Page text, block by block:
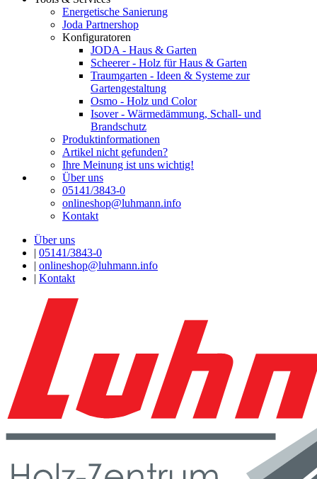
Energetische Sanierung
Joda Partnershop
Konfiguratoren
JODA - Haus & Garten
Scheerer - Holz für Haus & Garten
Traumgarten - Ideen & Systeme zur
Gartengestaltung
Osmo - Holz und Color
Isover - Wärmedämmung, Schall- und
Brandschutz
Produktinformationen
Artikel nicht gefunden?
Ihre Meinung ist uns wichtig!
Über uns
05141/3843-0
onlineshop@luhmann.info
Kontakt
Über uns
| 05141/3843-0
| onlineshop@luhmann.info
| Kontakt